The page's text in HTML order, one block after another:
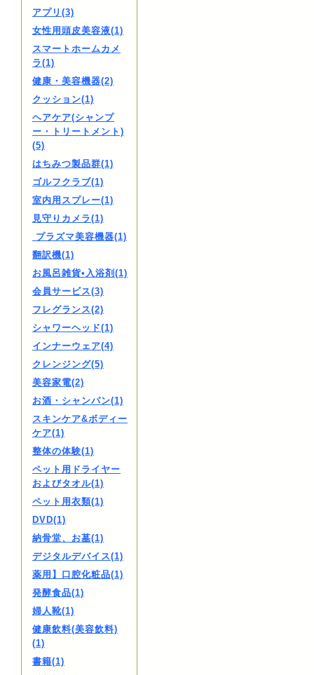
アプリ(3)
女性用頭皮美容液(1)
スマートホームカメ
ラ(1)
健康・美容機器(2)
クッション(1)
ヘアケア(シャンプ
ー・トリートメント)
(5)
はちみつ製品群(1)
ゴルフクラブ(1)
室内用スプレー(1)
見守りカメラ(1)
プラズマ美容機器(1)
翻訳機(1)
お風呂雑貨•入浴剤(1)
会員サービス(3)
フレグランス(2)
シャワーヘッド(1)
インナーウェア(4)
クレンジング(5)
美容家電(2)
お酒・シャンパン(1)
スキンケア&ボディー
ケア(1)
整体の体験(1)
ペット用ドライヤー
およびタオル(1)
ペット用衣類(1)
DVD(1)
納骨堂、お墓(1)
デジタルデバイス(1)
薬用】口腔化粧品(1)
発酵食品(1)
婦人靴(1)
健康飲料(美容飲料)
(1)
書籍(1)